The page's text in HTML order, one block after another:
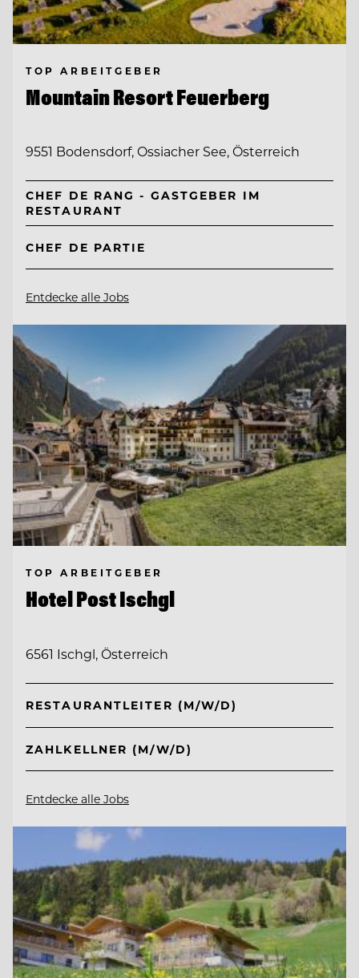
TOP ARBEITGEBER
Mountain Resort Feuerberg
9551 Bodensdorf, Ossiacher See, Österreich
CHEF DE RANG - GASTGEBER IM
RESTAURANT
CHEF DE PARTIE
Entdecke alle Jobs
TOP ARBEITGEBER
Hotel Post Ischgl
6561 Ischgl, Österreich
RESTAURANTLEITER (M/W/D)
ZAHLKELLNER (M/W/D)
Entdecke alle Jobs